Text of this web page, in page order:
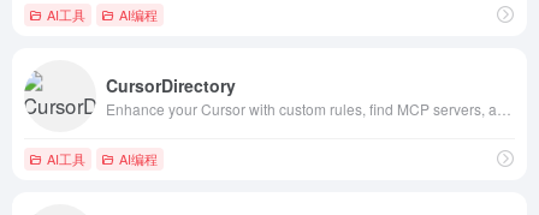
AI工具 AI编程
CursorDirectory
AI工具 AI编程